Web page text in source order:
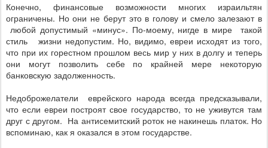
Конечно, финансовые возможности многих израильтян
ограничены. Но они не берут это в голову и смело залезают в
любой допустимый «минус». По-моему, нигде в мире
такой
стиль
жизни недопустим. Но, видимо, евреи исходят из того,
что при их горестном прошлом весь мир у них в долгу и теперь
они могут позволить себе по крайней мере некоторую
банковскую задолженность.
Недоброжелатели
еврейского народа всегда предсказывали,
что если евреи построят свое государство, то не уживутся там
друг с другом. На антисемитский роток не накинешь платок. Но
вспоминаю, как я оказался в этом государстве.